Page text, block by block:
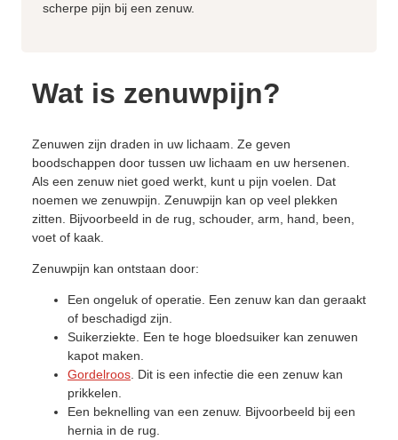
scherpe pijn bij een zenuw.
Wat is zenuwpijn?
Zenuwen zijn draden in uw lichaam. Ze geven
boodschappen door tussen uw lichaam en uw hersenen.
Als een zenuw niet goed werkt, kunt u pijn voelen. Dat
noemen we zenuwpijn. Zenuwpijn kan op veel plekken
zitten. Bijvoorbeeld in de rug, schouder, arm, hand, been,
voet of kaak.
Zenuwpijn kan ontstaan door:
Een ongeluk of operatie. Een zenuw kan dan geraakt
of beschadigd zijn.
Suikerziekte. Een te hoge bloedsuiker kan zenuwen
kapot maken.
Gordelroos. Dit is een infectie die een zenuw kan
prikkelen.
Een beknelling van een zenuw. Bijvoorbeeld bij een
hernia in de rug.